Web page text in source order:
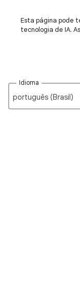
Esta página pode
tecnologia de IA.
Idioma
português (Brasil)‎